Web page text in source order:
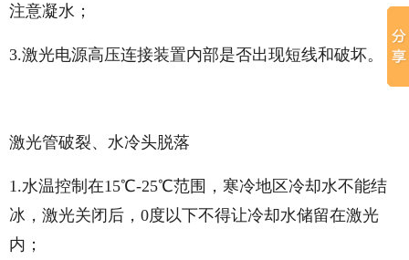
注意凝水；
3.激光电源高压连接装置内部是否出现短线和破坏。
激光管破裂、水冷头脱落
1.水温控制在15℃-25℃范围，寒冷地区冷却水不能结
冰，激光关闭后，0度以下不得让冷却水储留在激光
内；